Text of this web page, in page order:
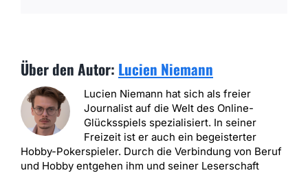
Über den Autor: Lucien Niemann
Lucien Niemann hat sich als freier
Journalist auf die Welt des Online-
Glücksspiels spezialisiert. In seiner
Freizeit ist er auch ein begeisterter
Hobby-Pokerspieler. Durch die Verbindung von Beruf
und Hobby entgehen ihm und seiner Leserschaft